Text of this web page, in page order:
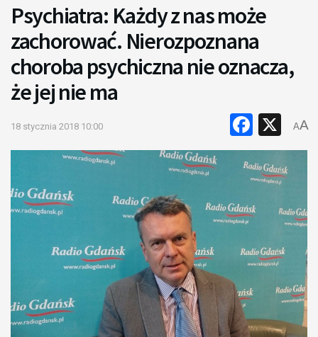
Psychiatra: Każdy z nas może
zachorować. Nierozpoznana
choroba psychiczna nie oznacza,
że jej nie ma
18 stycznia 2018 10:00 X
AA